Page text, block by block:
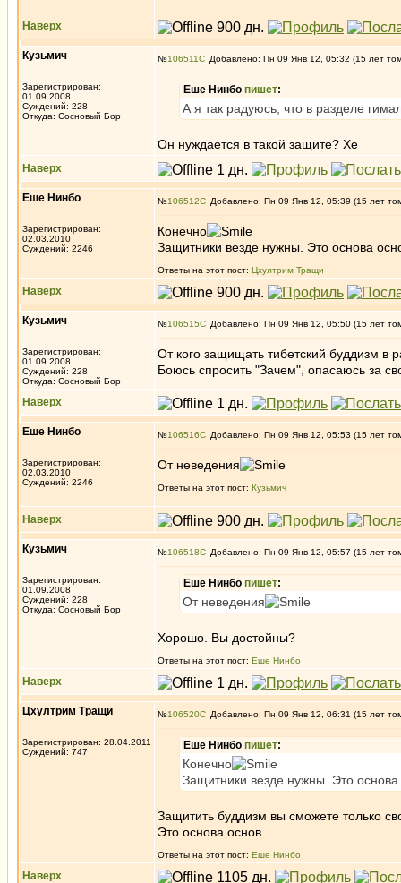
Наверх
Кузьмич
Зарегистрирован:
01.09.2008
Суждений: 228
Откуда: Сосновый Бор
№106511 Добавлено: Пн 09 Янв 12, 05:32 (15 лет
Еше Нинбо пишет:
А я так радуюсь, что в разделе
Он нуждается в такой защите? Хе
Наверх
Еше Нинбо
Зарегистрирован:
02.03.2010
Суждений: 2246
№106512 Добавлено: Пн 09 Янв 12, 05:39 (15 лет
Конечно
Защитники везде нужны. Это основа
Ответы на этот пост: Цхултрим Тращи
Наверх
Кузьмич
Зарегистрирован:
01.09.2008
Суждений: 228
Откуда: Сосновый Бор
№106515 Добавлено: Пн 09 Янв 12, 05:50 (15 лет
От кого защищать тибетский буддизм в
Боюсь спросить "Зачем", опасаюсь за
Наверх
Еше Нинбо
Зарегистрирован:
02.03.2010
Суждений: 2246
№106516 Добавлено: Пн 09 Янв 12, 05:53 (15 лет
От неведения
Ответы на этот пост: Кузьмич
Наверх
Кузьмич
Зарегистрирован:
01.09.2008
Суждений: 228
Откуда: Сосновый Бор
№106518 Добавлено: Пн 09 Янв 12, 05:57 (15 лет
Еше Нинбо пишет:
От неведения
Хорошо. Вы достойны?
Ответы на этот пост: Еше Нинбо
Наверх
Цхултрим Тращи
Зарегистрирован: 28.04.2011
Суждений: 747
№106520 Добавлено: Пн 09 Янв 12, 06:31 (15 лет
Еше Нинбо пишет:
Конечно
Защитники везде нужны. Это основа
Защитить буддизм вы сможете только
Это основа основ.
Ответы на этот пост: Еше Нинбо
Наверх